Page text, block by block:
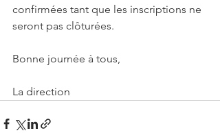
confirmées tant que les inscriptions ne
seront pas clôturées.
Bonne journée à tous,
La direction